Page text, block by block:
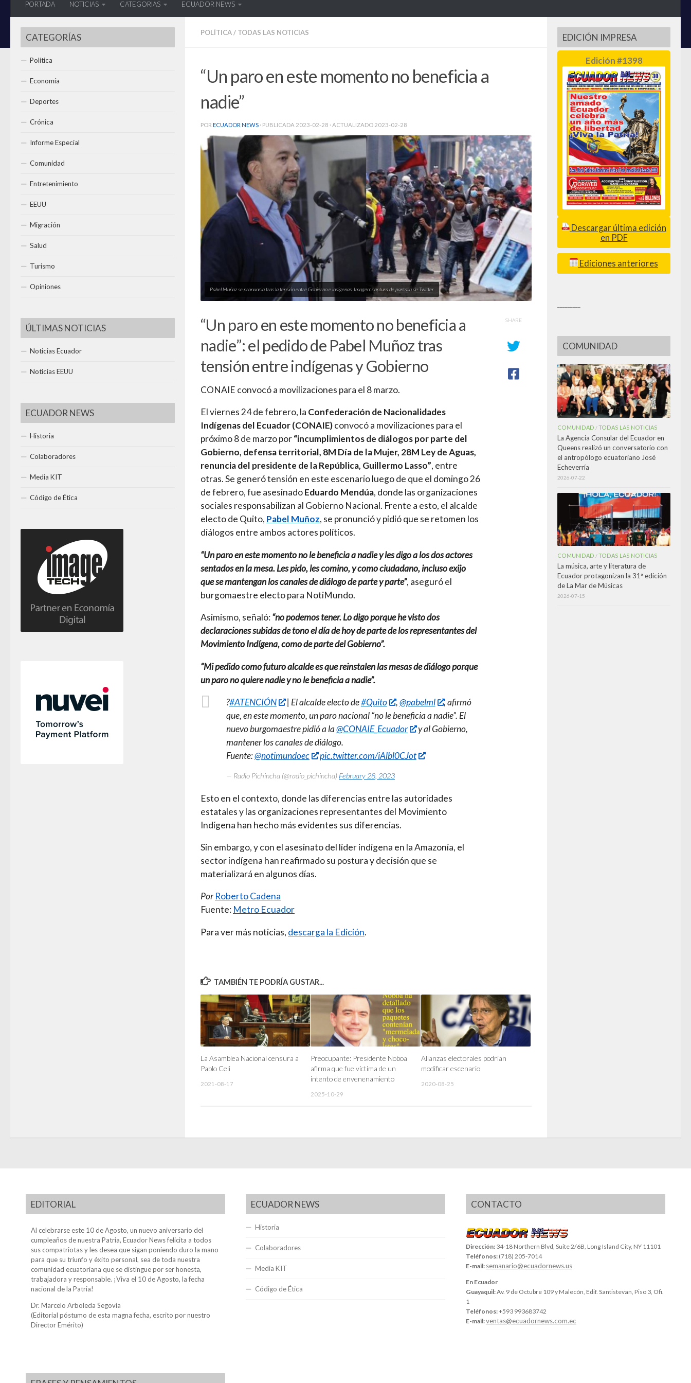
PORTADA NOTICIAS CATEGORIAS ECUADOR NEWS
POLÍTICA/ TODAS LAS NOTICIAS
“Un paro en este momento no beneficia a
nadie”
POR ECUADOR NEWS · PUBLICADA 2023-02-28 · ACTUALIZADO 2023-02-28
Pabel Muñoz se pronuncia tras la tensión entre Gobierno e indígenas. Imagen: captura de pantalla de Twitter
“Un paro en este momento no beneficia a
nadie”: el pedido de Pabel Muñoz tras
tensión entre indígenas y Gobierno
CONAIE convocó a movilizaciones para el 8 marzo.
El viernes 24 de febrero, la Confederación de Nacionalidades
Indígenas del Ecuador (CONAIE)convocó a movilizaciones para el
próximo 8 de marzo por“incumplimientos de diálogos por parte del
Gobierno, defensa territorial, 8M Día de la Mujer, 28M Ley de Aguas,
renuncia del presidente de la República, Guillermo Lasso”, entre
otras. Se generó tensión en este escenario luego de que el domingo 26
de febrero, fue asesinadoEduardo Mendúa, donde las organizaciones
sociales responsabilizan al Gobierno Nacional. Frente a esto, el alcalde
electo de Quito, Pabel Muñoz, se pronunció y pidió que se retomen los
diálogos entre ambos actores políticos.
“Un paro en este momento no le beneficia a nadie y les digo a los dos actores
sentados en la mesa. Les pido, les comino, y como ciudadano, incluso exijo
que se mantengan los canales de diálogo de parte y parte”, aseguró el
burgomaestre electo para NotiMundo.
Asimismo, señaló:“no podemos tener. Lo digo porque he visto dos
declaraciones subidas de tono el día de hoy de parte de los representantes del
Movimiento Indígena, como de parte del Gobierno”.
“Mi pedido como futuro alcalde es que reinstalen las mesas de diálogo porque
un paro no quiere nadie y no le beneficia a nadie”.
?#ATENCIÓN | El alcalde electo de#Quito ,@pabelml
, afirmó
que, en este momento, un paro nacional “no le beneficia a nadie”. El
nuevo burgomaestre pidió a la@CONAIE_Ecuador
y al Gobierno,
mantener los canales de diálogo.
Fuente:@notimundoec pic.twitter.com/iAlbl0CJot
— Radio Pichincha (@radio_pichincha) February 28, 2023
Esto en el contexto, donde las diferencias entre las autoridades
estatales y las organizaciones representantes del Movimiento
Indígena han hecho más evidentes sus diferencias.
Sin embargo, y con el asesinato del líder indígena en la Amazonía, el
sector indígena han reafirmado su postura y decisión que se
materializará en algunos días.
Por Roberto Cadena
Fuente: Metro Ecuador
Para ver más noticias, descarga la Edición.
SHARE
TAMBIÉN TE PODRÍA GUSTAR...
La Asamblea Nacional censura a
Pablo Celi
2021-08-17
Preocupante: Presidente Noboa
afirma que fue víctima de un
intento de envenenamiento
2025-10-29
Alianzas electorales podrían
modificar escenario
2020-08-25
CATEGORÍAS
Política
Economía
Deportes
Crónica
Informe Especial
Comunidad
Entretenimiento
EEUU
Migración
Salud
Turismo
Opiniones
ÚLTIMAS NOTICIAS
Noticias Ecuador
Noticias EEUU
ECUADOR NEWS
Historia
Colaboradores
Media KIT
Código de Ética
EDICIÓN IMPRESA
Edición #1398
Descargar última edición
en PDF
Ediciones anteriores
COMUNIDAD
COMUNIDAD /TODAS LAS NOTICIAS
La Agencia Consular del Ecuador en
Queens realizó un conversatorio con
el antropólogo ecuatoriano José
Echeverría
2026-07-22
COMUNIDAD /TODAS LAS NOTICIAS
La música, arte y literatura de
Ecuador protagonizan la 31ª edición
de La Mar de Músicas
2026-07-15
EDITORIAL
Al celebrarse este 10 de Agosto, un nuevo aniversario del
cumpleaños de nuestra Patria, Ecuador News felicita a todos
sus compatriotas y les desea que sigan poniendo duro la mano
para que su triunfo y éxito personal, sea de toda nuestra
comunidad ecuatoriana que se distingue por ser honesta,
trabajadora y responsable. ¡Viva el 10 de Agosto, la fecha
nacional de la Patria!
Dr. Marcelo Arboleda Segovia
(Editorial póstumo de esta magna fecha, escrito por nuestro
Director Emérito)
ECUADOR NEWS
Historia
Colaboradores
Media KIT
Código de Ética
CONTACTO
Dirección: 34-18 Northern Blvd, Suite 2/6B, Long Island City, NY 11101
Teléfonos: (718) 205-7014
E-mail: semanario@ecuadornews.us
En Ecuador
Guayaquil:Av. 9 de Octubre 109 y Malecón, Edif. Santistevan, Piso 3, Ofi.
1
Teléfonos:+593 993683742
E-mail:ventas@ecuadornews.com.ec